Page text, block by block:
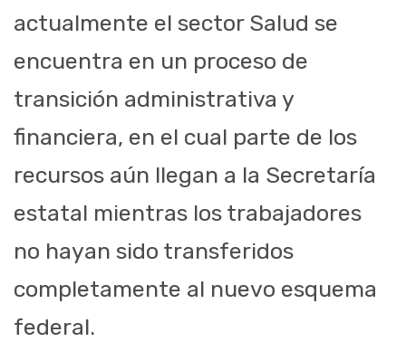
actualmente el sector Salud se
encuentra en un proceso de
transición administrativa y
financiera, en el cual parte de los
recursos aún llegan a la Secretaría
estatal mientras los trabajadores
no hayan sido transferidos
completamente al nuevo esquema
federal.